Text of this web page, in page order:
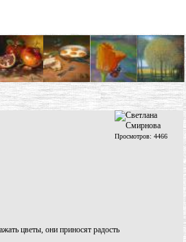
Просмотров: 4466
цветы, они приносят радость